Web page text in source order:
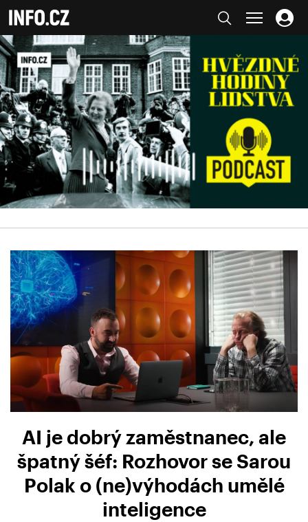
AI je dobrý zaměstnanec, ale
špatný šéf: Rozhovor se Sarou
Polak o (ne)výhodách umělé
inteligence